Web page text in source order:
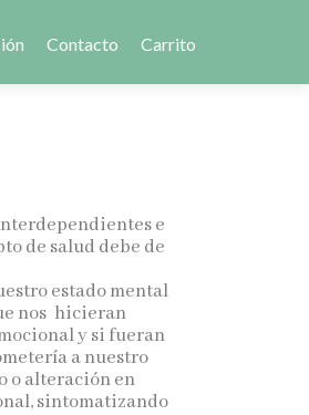
Contacto Carrito
e
de salud debe de
estado mental
nos hicieran
y si fueran
a nuestro
o alteración en
sintomatizando